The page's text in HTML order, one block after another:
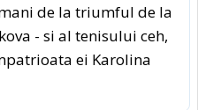
de la triumful de la
- si al tenisului ceh,
ei Karolina